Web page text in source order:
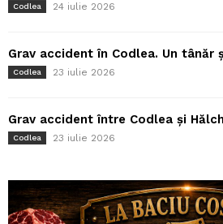
Codlea 24 iulie 2026
Grav accident în Codlea. Un tânăr
Codlea 23 iulie 2026
Grav accident între Codlea și
Codlea 23 iulie 2026